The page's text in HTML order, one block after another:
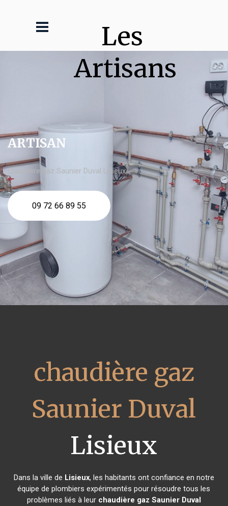
Les
Artisans
ARTISAN
chaudière gaz Saunier Duval Lisieux
09 72 66 89 55
chaudière gaz
Saunier Duval
Lisieux
Dans la ville de Lisieux, les habitants ont confiance en notre
équipe de plombiers expérimentés pour résoudre tous les
problèmes liés à leur chaudière gaz Saunier Duval